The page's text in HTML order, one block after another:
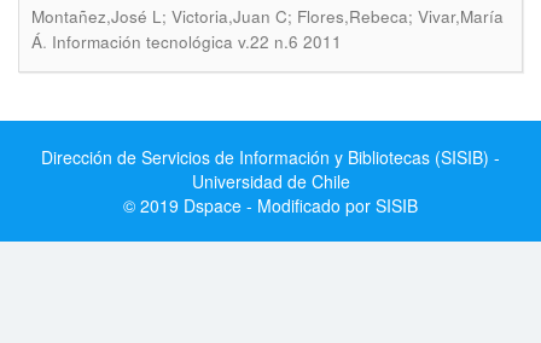
Montañez,José L; Victoria,Juan C; Flores,Rebeca; Vivar,María
Á. Información tecnológica v.22 n.6 2011
Dirección de Servicios de Información y Bibliotecas (SISIB) -
Universidad de Chile
© 2019 Dspace - Modificado por SISIB